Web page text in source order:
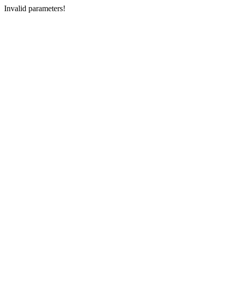
Invalid parameters!